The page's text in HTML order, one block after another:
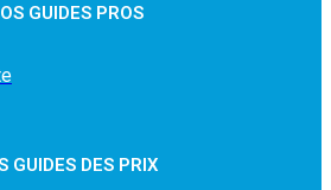
GUIDES PROS
GUIDES DES PRIX